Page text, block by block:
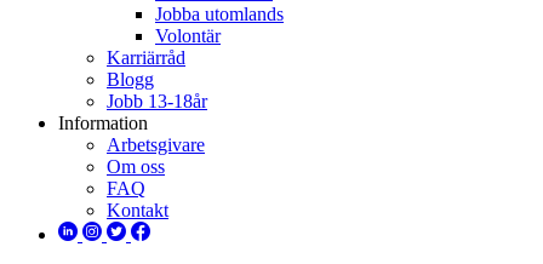
Jobba utomlands
Volontär
Karriärråd
Blogg
Jobb 13-18år
Information
Arbetsgivare
Om oss
FAQ
Kontakt